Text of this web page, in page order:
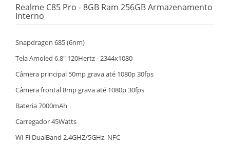
Realme C85 Pro - 8GB Ram 256GB Armazenamento
Interno
Snapdragon 685 (6nm)
Tela Amoled 6.8" 120Hertz - 2344x1080
Câmera principal 50mp grava até 1080p 30fps
Câmera frontal 8mp grava até 1080p 30fps
Bateria 7000mAh
Carregador 45Watts
Wi-Fi DualBand 2.4GHZ/5GHz, NFC